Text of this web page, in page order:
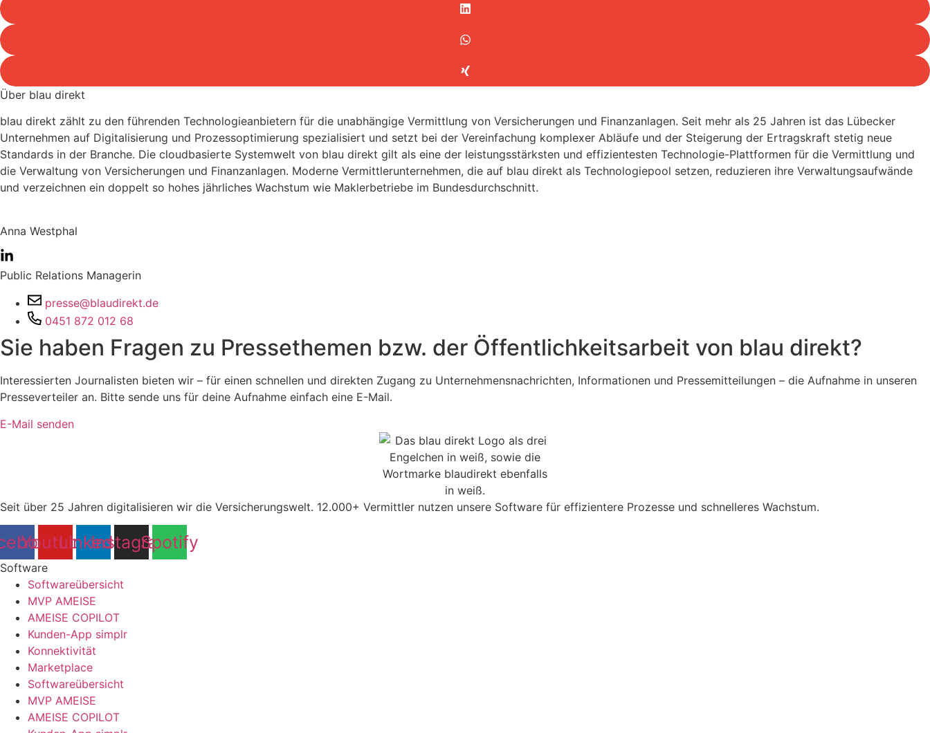
Über blau direkt
blau direkt zählt zu den führenden Technologieanbietern für die unabhängige Vermittlung von Versicherungen und Finanzanlagen. Seit mehr als 25 Jahren ist das Lübecker
Unternehmen auf Digitalisierung und Prozessoptimierung spezialisiert und setzt bei der Vereinfachung komplexer Abläufe und der Steigerung der Ertragskraft stetig neue
Standards in der Branche. Die cloudbasierte Systemwelt von blau direkt gilt als eine der leistungsstärksten und effizientesten Technologie-Plattformen für die Vermittlung und
die Verwaltung von Versicherungen und Finanzanlagen. Moderne Vermittlerunternehmen, die auf blau direkt als Technologiepool setzen, reduzieren ihre Verwaltungsaufwände
und verzeichnen ein doppelt so hohes jährliches Wachstum wie Maklerbetriebe im Bundesdurchschnitt.
Anna Westphal
Public Relations Managerin
presse@blaudirekt.de
0451 872 012 68
Sie haben Fragen zu Pressethemen bzw. der Öffentlichkeitsarbeit von blau direkt?
Interessierten Journalisten bieten wir – für einen schnellen und direkten Zugang zu Unternehmensnachrichten, Informationen und Pressemitteilungen – die Aufnahme in unseren
Presseverteiler an. Bitte sende uns für deine Aufnahme einfach eine E-Mail.
E-Mail senden
Seit über 25 Jahren digitalisieren wir die Versicherungswelt. 12.000+ Vermittler nutzen unsere Software für effizientere Prozesse und schnelleres Wachstum.
YoutubeLinkedin
Instagram
Spotify
Software
Softwareübersicht
MVP AMEISE
AMEISE COPILOT
Kunden-App simplr
Konnektivität
Marketplace
Softwareübersicht
MVP AMEISE
AMEISE COPILOT